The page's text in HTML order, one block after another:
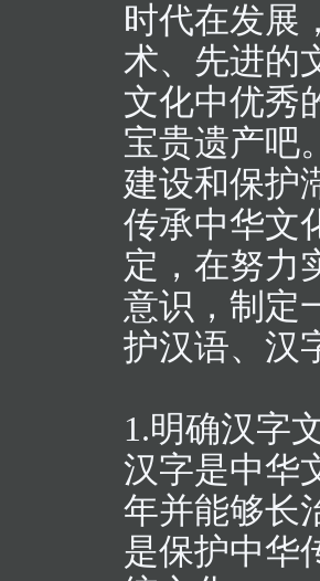
时代在发展
术、先进的
文化中优秀
宝贵遗产吧
建设和保护
传承中华文
定，在努力
意识，制定
护汉语、汉
1.明确汉字
汉字是中华
年并能够长
是保护中华